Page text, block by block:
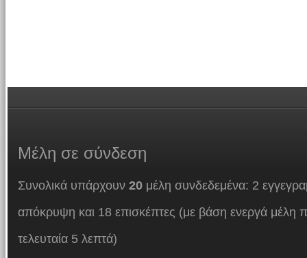
Μέλη σε σύνδεση
Συνολικά υπάρχουν 20μέλη συνδεδεμένα: 2
απόκρυψη και 18 επισκέπτες (με βάση ενεργά μέλη
τελευταία 5 λεπτά)